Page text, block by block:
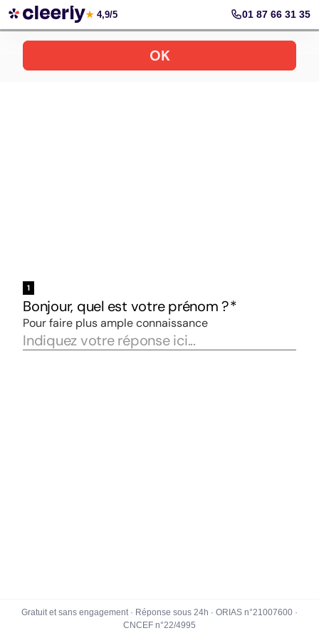
Votre simulation gratuite et personnalisée
★ 4,9/5 01 87 66 31 35
Gratuit et sans engagement · Réponse sous 24h · ORIAS n°21007600 ·
CNCEF n°22/4995